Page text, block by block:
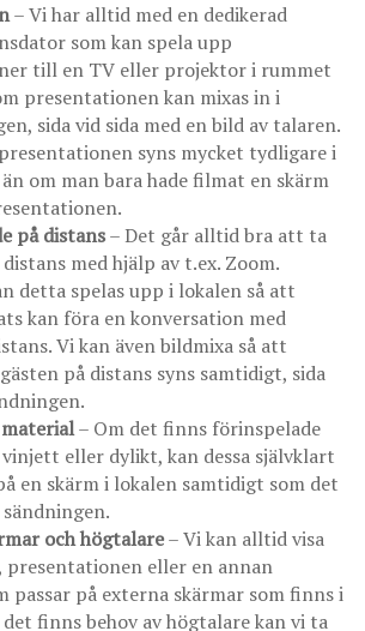
– Vi har alltid med en dedikerad
som kan spela upp
till en TV eller projektor i rummet
presentationen kan mixas in i
sida vid sida med en bild av talaren.
syns mycket tydligare i
om man bara hade filmat en skärm
på distans– Det går alltid bra att ta
med hjälp av t.ex. Zoom.
detta spelas upp i lokalen så att
kan föra en konversation med
Vi kan även bildmixa så att
på distans syns samtidigt, sida
– Om det finns förinspelade
eller dylikt, kan dessa självklart
en skärm i lokalen samtidigt som det
och högtalare– Vi kan alltid visa
presentationen eller en annan
passar på externa skärmar som finns i
finns behov av högtalare kan vi ta